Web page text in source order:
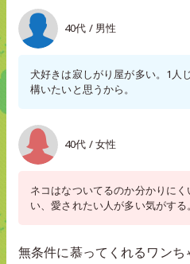
40代 / 男性
犬好きは寂しがり屋が多い。1人
構いたいと思うから。
40代 / 女性
ネコはなついてるのか分かりに
い、愛されたい人が多い気がする。
無条件に慕ってくれるワンち